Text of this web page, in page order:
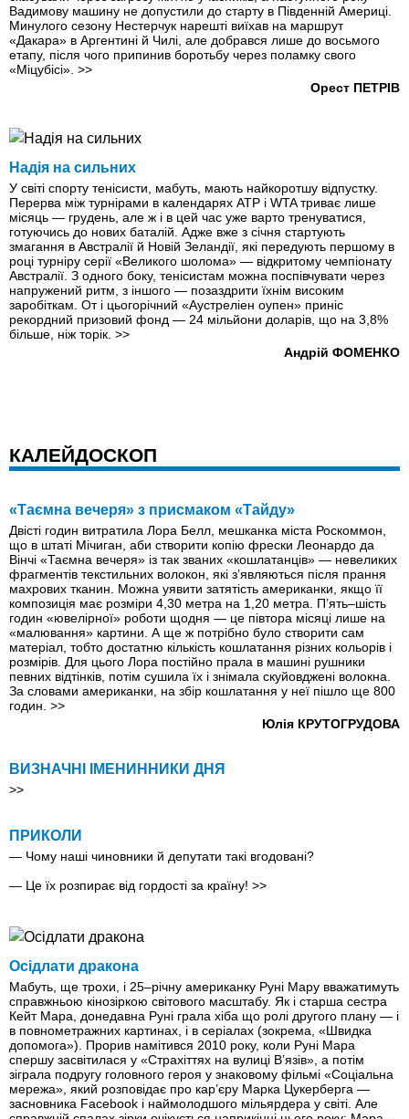
Вадимову машину не допустили до старту в Південній Америці.
Минулого сезону Нестерчук нарешті виїхав на маршрут
«Дакара» в Аргентині й Чилі, але добрався лише до восьмого
етапу, після чого припинив боротьбу через поламку свого
«Міцубісі». >>
Орест ПЕТРІВ
Надія на сильних
У світі спорту тенісисти, мабуть, мають найкоротшу відпустку.
Перерва між турнірами в календарях АТР і WTA триває лише
місяць — грудень, але ж і в цей час уже варто тренуватися,
готуючись до нових баталій. Адже вже з січня стартують
змагання в Австралії й Новій Зеландії, які передують першому в
році турніру серії «Великого шолома» — відкритому чемпіонату
Австралії. З одного боку, тенісистам можна поспівчувати через
напружений ритм, з іншого — позаздрити їхнім високим
заробіткам. От і цьогорічний «Аустреліен оупен» приніс
рекордний призовий фонд — 24 мільйони доларів, що на 3,8%
більше, ніж торік. >>
Андрій ФОМЕНКО
КАЛЕЙДОСКОП
«Таємна вечеря» з присмаком «Тайду»
Двісті годин витратила Лора Белл, мешканка міста Роскоммон,
що в штаті Мічиган, аби створити копію фрески Леонардо да
Вінчі «Таємна вечеря» із так званих «кошлатанців» — невеликих
фрагментів текстильних волокон, які з’являються після прання
махрових тканин. Можна уявити затятість американки, якщо її
композиція має розміри 4,30 метра на 1,20 метра. П’ять–шість
годин «ювелірної» роботи щодня — це півтора місяці лише на
«малювання» картини. А ще ж потрібно було створити сам
матеріал, тобто достатню кількість кошлатання різних кольорів і
розмірів. Для цього Лора постійно прала в машині рушники
певних відтінків, потім сушила їх і знімала скуйовджені волокна.
За словами американки, на збір кошлатання у неї пішло ще 800
годин. >>
Юлія КРУТОГРУДОВА
ВИЗНАЧНІ ІМЕНИННИКИ ДНЯ
>>
ПРИКОЛИ
— Чому наші чиновники й депутати такі вгодовані?
— Це їх розпирає від гордості за країну! >>
Осідлати дракона
Мабуть, ще трохи, і 25–річну американку Руні Мару вважатимуть
справжньою кінозіркою світового масштабу. Як і старша сестра
Кейт Мара, донедавна Руні грала хіба що ролі другого плану — і
в повнометражних картинах, і в серіалах (зокрема, «Швидка
допомога»). Прорив намітився 2010 року, коли Руні Мара
спершу засвітилася у «Страхіттях на вулиці В’язів», а потім
зіграла подругу головного героя у знаковому фільмі «Соціальна
мережа», який розповідає про кар’єру Марка Цукерберга —
засновника Facebook і наймолодшого мільярдера у світі. Але